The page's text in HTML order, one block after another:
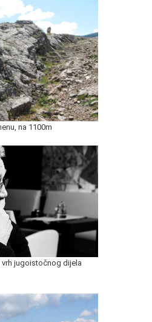
na 1100m
jugoistočnog dijela